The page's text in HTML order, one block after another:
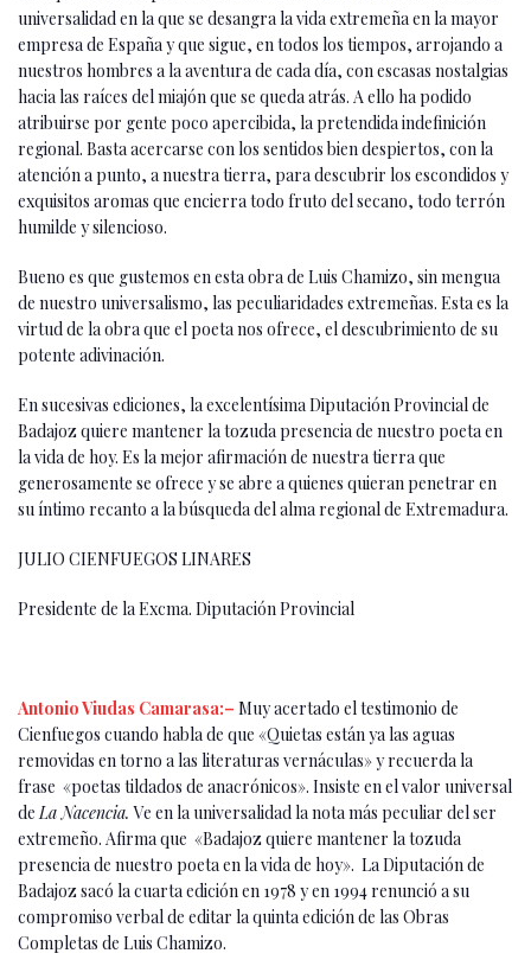
universalidad en la que se desangra la vida extremeña en la mayor
empresa de España y que sigue, en todos los tiempos, arrojando a
nuestros hombres a la aventura de cada día, con escasas nostalgias
hacia las raíces del miajón que se queda atrás. A ello ha podido
atribuirse por gente poco apercibida, la pretendida indefinición
regional. Basta acercarse con los sentidos bien despiertos, con la
atención a punto, a nuestra tierra, para descubrir los escondidos y
exquisitos aromas que encierra todo fruto del secano, todo terrón
humilde y silencioso.
Bueno es que gustemos en esta obra de Luis Chamizo, sin mengua
de nuestro universalismo, las peculiaridades extremeñas. Esta es la
virtud de la obra que el poeta nos ofrece, el descubrimiento de su
potente adivinación.
En sucesivas ediciones, la excelentísima Diputación Provincial de
Badajoz quiere mantener la tozuda presencia de nuestro poeta en
la vida de hoy. Es la mejor afirmación de nuestra tierra que
generosamente se ofrece y se abre a quienes quieran penetrar en
su íntimo recanto a la búsqueda del alma regional de Extremadura.
JULIO CIENFUEGOS LINARES
Presidente de la Excma. Diputación Provincial
Antonio Viudas Camarasa:– Muy acertado el testimonio de
Cienfuegos cuando habla de que «Quietas están ya las aguas
removidas en torno a las literaturas vernáculas» y recuerda la
frase «poetas tildados de anacrónicos». Insiste en el valor universal
de La Nacencia.Ve en la universalidad la nota más peculiar del ser
extremeño. Afirma que «Badajoz quiere mantener la tozuda
presencia de nuestro poeta en la vida de hoy». La Diputación de
Badajoz sacó la cuarta edición en 1978 y en 1994 renunció a su
compromiso verbal de editar la quinta edición de las Obras
Completas de Luis Chamizo.